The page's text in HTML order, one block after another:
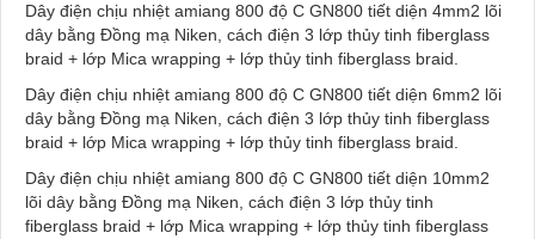
Dây điện chịu nhiệt amiang 800 độ C GN800 tiết diện 4mm2 lõi
dây bằng Đồng mạ Niken, cách điện 3 lớp thủy tinh fiberglass
braid + lớp Mica wrapping + lớp thủy tinh fiberglass braid.
Dây điện chịu nhiệt amiang 800 độ C GN800 tiết diện 6mm2 lõi
dây bằng Đồng mạ Niken, cách điện 3 lớp thủy tinh fiberglass
braid + lớp Mica wrapping + lớp thủy tinh fiberglass braid.
Dây điện chịu nhiệt amiang 800 độ C GN800 tiết diện 10mm2
lõi dây bằng Đồng mạ Niken, cách điện 3 lớp thủy tinh
fiberglass braid + lớp Mica wrapping + lớp thủy tinh fiberglass